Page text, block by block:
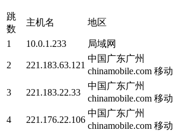
跳
数
主机名 地区
1
10.0.1.233 局域网
2 221.183.63.121
中国广东广州
chinamobile.com 移动
3 221.183.22.33
中国广东广州
chinamobile.com 移动
4 221.176.22.106
中国广东广州
chinamobile.com 移动